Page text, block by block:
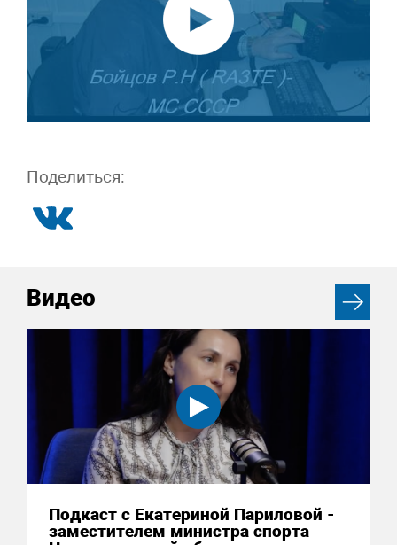
Поделиться:
Видео
Подкаст с Екатериной Париловой -
заместителем министра спорта